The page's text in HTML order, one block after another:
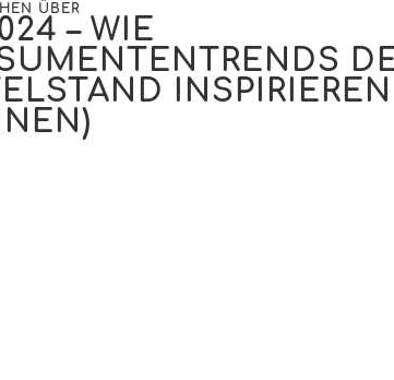
ÜBER
– WIE
INSPIRIEREN